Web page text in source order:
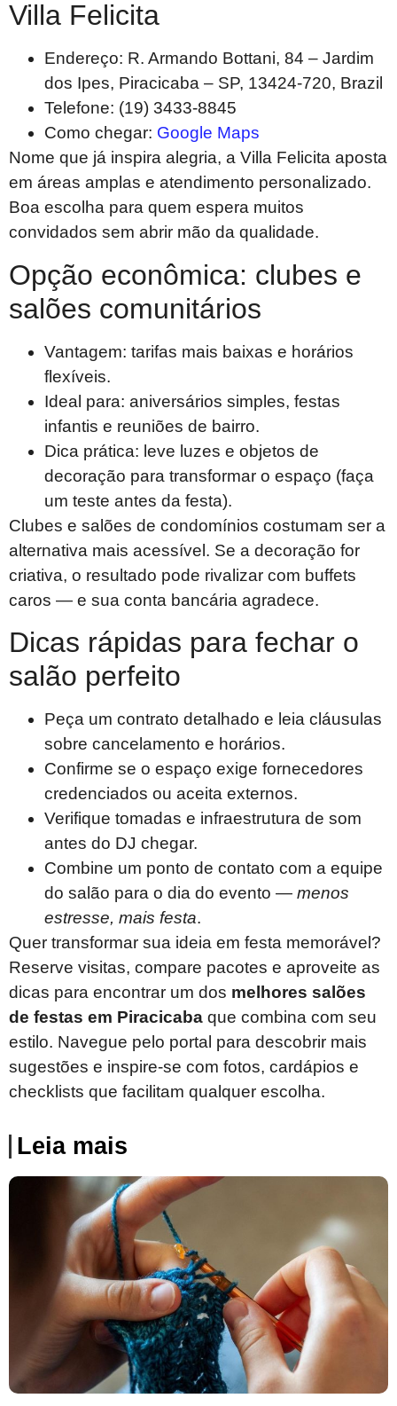
Villa Felicita
Endereço: R. Armando Bottani, 84 – Jardim
dos Ipes, Piracicaba – SP, 13424-720, Brazil
Telefone: (19) 3433-8845
Como chegar: Google Maps
Nome que já inspira alegria, a Villa Felicita aposta
em áreas amplas e atendimento personalizado.
Boa escolha para quem espera muitos
convidados sem abrir mão da qualidade.
Opção econômica: clubes e
salões comunitários
Vantagem: tarifas mais baixas e horários
flexíveis.
Ideal para: aniversários simples, festas
infantis e reuniões de bairro.
Dica prática: leve luzes e objetos de
decoração para transformar o espaço (faça
um teste antes da festa).
Clubes e salões de condomínios costumam ser a
alternativa mais acessível. Se a decoração for
criativa, o resultado pode rivalizar com buffets
caros — e sua conta bancária agradece.
Dicas rápidas para fechar o
salão perfeito
Peça um contrato detalhado e leia cláusulas
sobre cancelamento e horários.
Confirme se o espaço exige fornecedores
credenciados ou aceita externos.
Verifique tomadas e infraestrutura de som
antes do DJ chegar.
Combine um ponto de contato com a equipe
do salão para o dia do evento — menos
estresse, mais festa.
Quer transformar sua ideia em festa memorável?
Reserve visitas, compare pacotes e aproveite as
dicas para encontrar um dos melhores salões
de festas em Piracicaba que combina com seu
estilo. Navegue pelo portal para descobrir mais
sugestões e inspire-se com fotos, cardápios e
checklists que facilitam qualquer escolha.
Leia mais